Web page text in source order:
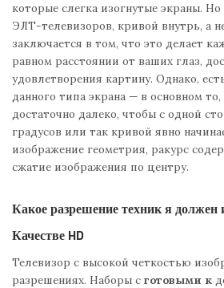
которые слегка изогнутые экраны.
ЭЛТ-телевизоров, кривой внутрь, а
заключается в том, что это делает
равном расстоянии от ваших глаз,
удовлетворения картину. Однако,
данного типа экрана — в основном
достаточно далеко, чтобы с одной
градусов или так кривой явно
изображение геометрия, ракурс
сжатие изображения по центру.
Какое разрешение техник я должен
Качестве HD
Телевизор с высокой четкостью
разрешениях. Наборы с готовыми к